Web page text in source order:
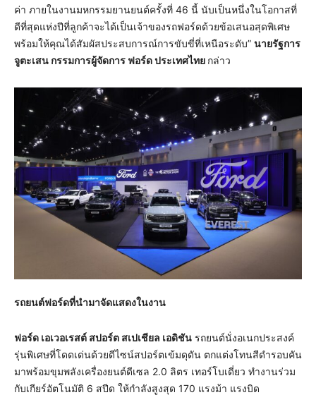
ค่า ภายในงานมหกรรมยานยนต์ครั้งที่ 46 นี้ นับเป็นหนึ่งในโอกาสที่
ดีที่สุดแห่งปีที่ลูกค้าจะได้เป็นเจ้าของรถฟอร์ดด้วยข้อเสนอสุดพิเศษ
พร้อมให้คุณได้สัมผัสประสบการณ์การขับขี่ที่เหนือระดับ” นายรัฐการ
จูตะเสน กรรมการผู้จัดการ ฟอร์ด ประเทศไทย กล่าว
รถยนต์ฟอร์ดที่นำมาจัดแสดงในงาน
ฟอร์ด เอเวอเรสต์ สปอร์ต สเปเชียล เอดิชัน รถยนต์นั่งอเนกประสงค์
รุ่นพิเศษที่โดดเด่นด้วยดีไซน์สปอร์ตเข้มดุดัน ตกแต่งโทนสีดำรอบคัน
มาพร้อมขุมพลังเครื่องยนต์ดีเซล 2.0 ลิตร เทอร์โบเดี่ยว ทำงานร่วม
กับเกียร์อัตโนมัติ 6 สปีด ให้กำลังสูงสุด 170 แรงม้า แรงบิด